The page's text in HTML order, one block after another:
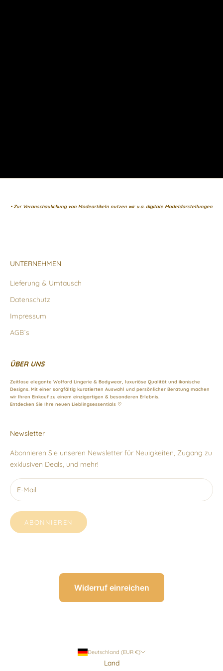
• Zur Veranschaulichung von Modeartikeln nutzen wir u.a. digitale Modeldarstellungen
UNTERNEHMEN
Lieferung & Umtausch
Datenschutz
Impressum
AGB´s
ÜBER UNS
Zeitlose elegante Wolford Lingerie & Bodywear, luxuriöse Qualität und ikonische
Designs. Mit einer sorgfältig kuratierten Auswahl und persönlicher Beratung machen
wir Ihren Einkauf zu einem einzigartigen & besonderen Erlebnis.
Entdecken Sie Ihre neuen Lieblingsessentials ♡
Newsletter
Abonnieren Sie unseren Newsletter für Neuigkeiten, Zugang zu
exklusiven Deals, und mehr!
ABONNIEREN
Widerruf einreichen
Deutschland (EUR €)
Land